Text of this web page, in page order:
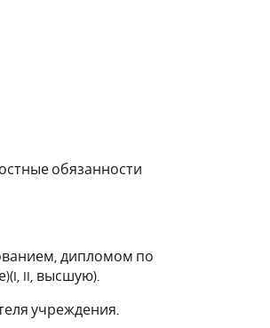
обязанности
дипломом по
II, высшую).
учреждения.